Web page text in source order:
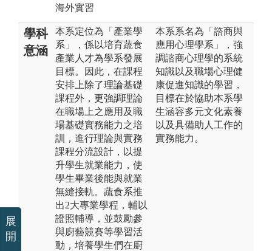
海外實習
學科
意涵
本系定位為「產業學
系」，係以培育蔬食
產業人才為學系發展
目標。因此，在課程
安排上除了理論基礎
課程外，更強調理論
在職場上之應用及職
場基礎實務能力之培
訓，進行理論與實務
課程分流設計，以提
升學生就業能力，使
學生畢業後能與就業
無縫接軌。蔬食系推
出2大專業學程，輔以
證照輔導，並鼓勵參
與廚藝競賽等學習活
動，培養學生們在廚
本系系名為「諮商與
應用心理學系」，強
調諮商心理學的系統
知識以及職場心理健
康促進知識的學習，
目標在於協助本系學
生涵容多元文化素養
以及具備助人工作的
實務能力。
展
開